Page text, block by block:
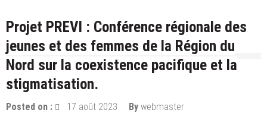
Projet PREVI : Conférence régionale des
jeunes et des femmes de la Région du
Nord sur la coexistence pacifique et la
stigmatisation.
Posted on : 17 août 2023 By webmaster